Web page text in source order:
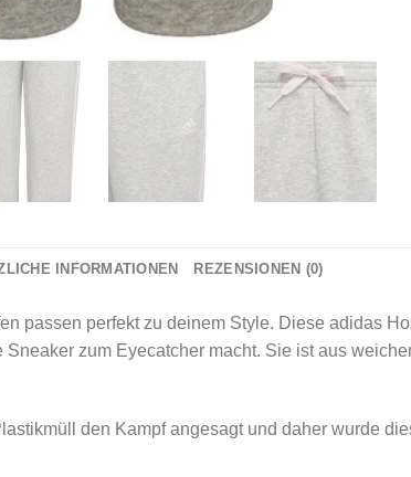
INFORMATIONEN REZENSIONEN (0)
passen perfekt zu deinem Style. Diese adidas
zum Eyecatcher macht. Sie ist aus
den Kampf angesagt und daher wurde